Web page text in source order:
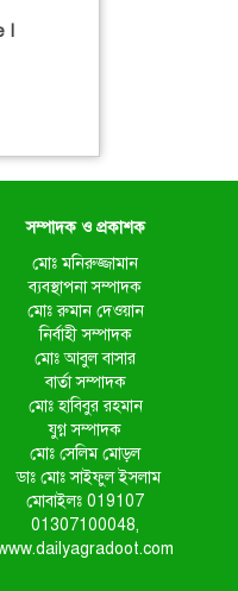
সম্পাদক ও প্রকাশক
মোঃ মনিরুজ্জামান
ব্যবস্থাপনা সম্পাদক
মোঃ রুমান দেওয়ান
নির্বাহী সম্পাদক
মোঃ আবুল বাসার
বার্তা সম্পাদক
মোঃ হাবিবুর রহমান
যুগ্ন সম্পাদক
মোঃ সেলিম মোড়ল
সাইফুল ইসলাম
মোবাইলঃ 019107
01307100048,